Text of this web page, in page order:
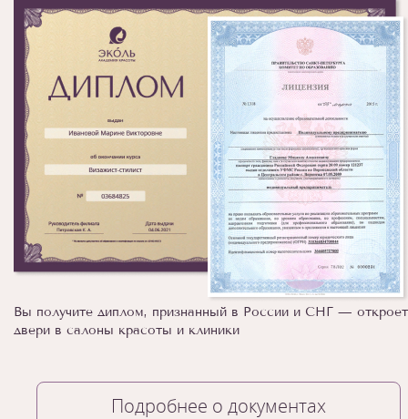
Вы получите диплом, признанный в России и СНГ — откроет
двери в салоны красоты и клиники
Подробнее о документах